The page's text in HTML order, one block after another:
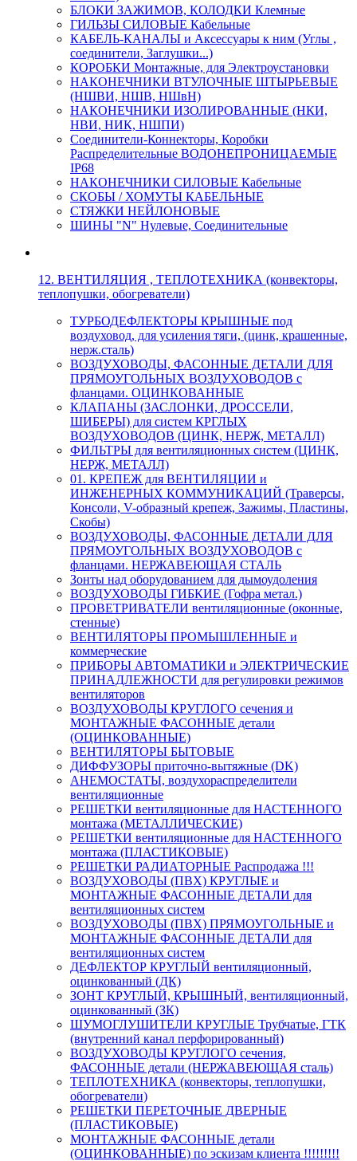
БЛОКИ ЗАЖИМОВ, КОЛОДКИ Клемные
ГИЛЬЗЫ СИЛОВЫЕ Кабельные
КАБЕЛЬ-КАНАЛЫ и Аксессуары к ним (Углы ,
соединители, Заглушки...)
КОРОБКИ Монтажные, для Электроустановки
НАКОНЕЧНИКИ ВТУЛОЧНЫЕ ШТЫРЬЕВЫЕ
(НШВИ, НШВ, НШвН)
НАКОНЕЧНИКИ ИЗОЛИРОВАННЫЕ (НКИ,
НВИ, НИК, НШПИ)
Соединители-Коннекторы, Коробки
Распределительные ВОДОНЕПРОНИЦАЕМЫЕ
IP68
НАКОНЕЧНИКИ СИЛОВЫЕ Кабельные
СКОБЫ / ХОМУТЫ КАБЕЛЬНЫЕ
СТЯЖКИ НЕЙЛОНОВЫЕ
ШИНЫ "N" Нулевые, Соединительные
12. ВЕНТИЛЯЦИЯ , ТЕПЛОТЕХНИКА (конвекторы,
теплопушки, обогреватели)
ТУРБОДЕФЛЕКТОРЫ КРЫШНЫЕ под
воздуховод, для усиления тяги, (цинк, крашенные,
нерж.сталь)
ВОЗДУХОВОДЫ, ФАСОННЫЕ ДЕТАЛИ ДЛЯ
ПРЯМОУГОЛЬНЫХ ВОЗДУХОВОДОВ с
фланцами. ОЦИНКОВАННЫЕ
КЛАПАНЫ (ЗАСЛОНКИ, ДРОССЕЛИ,
ШИБЕРЫ) для систем КРГЛЫХ
ВОЗДУХОВОДОВ (ЦИНК, НЕРЖ, МЕТАЛЛ)
ФИЛЬТРЫ для вентиляционных систем (ЦИНК,
НЕРЖ, МЕТАЛЛ)
01. КРЕПЕЖ для ВЕНТИЛЯЦИИ и
ИНЖЕНЕРНЫХ КОММУНИКАЦИЙ (Траверсы,
Консоли, V-образный крепеж, Зажимы, Пластины,
Скобы)
ВОЗДУХОВОДЫ, ФАСОННЫЕ ДЕТАЛИ ДЛЯ
ПРЯМОУГОЛЬНЫХ ВОЗДУХОВОДОВ с
фланцами. НЕРЖАВЕЮЩАЯ СТАЛЬ
Зонты над оборудованием для дымоудоления
ВОЗДУХОВОДЫ ГИБКИЕ (Гофра метал.)
ПРОВЕТРИВАТЕЛИ вентиляционные (оконные,
стенные)
ВЕНТИЛЯТОРЫ ПРОМЫШЛЕННЫЕ и
коммерческие
ПРИБОРЫ АВТОМАТИКИ и ЭЛЕКТРИЧЕСКИЕ
ПРИНАДЛЕЖНОСТИ для регулировки режимов
вентиляторов
ВОЗДУХОВОДЫ КРУГЛОГО сечения и
МОНТАЖНЫЕ ФАСОННЫЕ детали
(ОЦИНКОВАННЫЕ)
ВЕНТИЛЯТОРЫ БЫТОВЫЕ
ДИФФУЗОРЫ приточно-вытяжные (DK)
АНЕМОСТАТЫ, воздухораспределители
вентиляционные
РЕШЕТКИ вентиляционные для НАСТЕННОГО
монтажа (МЕТАЛЛИЧЕСКИЕ)
РЕШЕТКИ вентиляционные для НАСТЕННОГО
монтажа (ПЛАСТИКОВЫЕ)
РЕШЕТКИ РАДИАТОРНЫЕ Распродажа !!!
ВОЗДУХОВОДЫ (ПВХ) КРУГЛЫЕ и
МОНТАЖНЫЕ ФАСОННЫЕ ДЕТАЛИ для
вентиляционных систем
ВОЗДУХОВОДЫ (ПВХ) ПРЯМОУГОЛЬНЫЕ и
МОНТАЖНЫЕ ФАСОННЫЕ ДЕТАЛИ для
вентиляционных систем
ДЕФЛЕКТОР КРУГЛЫЙ вентиляционный,
оцинкованный (ДК)
ЗОНТ КРУГЛЫЙ, КРЫШНЫЙ, вентиляционный,
оцинкованный (ЗК)
ШУМОГЛУШИТЕЛИ КРУГЛЫЕ Трубчатые, ГТК
(внутренний канал перфорированный)
ВОЗДУХОВОДЫ КРУГЛОГО сечения,
ФАСОННЫЕ детали (НЕРЖАВЕЮЩАЯ сталь)
ТЕПЛОТЕХНИКА (конвекторы, теплопушки,
обогреватели)
РЕШЕТКИ ПЕРЕТОЧНЫЕ ДВЕРНЫЕ
(ПЛАСТИКОВЫЕ)
МОНТАЖНЫЕ ФАСОННЫЕ детали
(ОЦИНКОВАННЫЕ) по эскизам клиента !!!!!!!!!